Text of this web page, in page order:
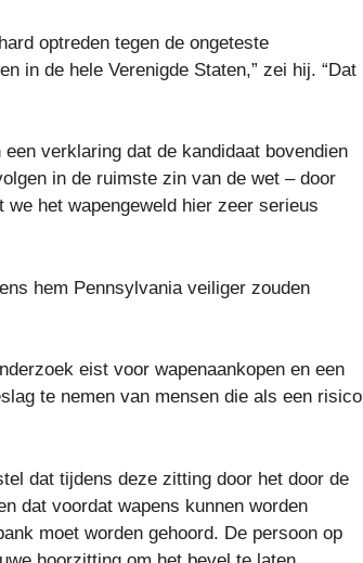
optreden tegen de ongeteste
in de hele Verenigde Staten,” zei hij. “Dat
verklaring dat de kandidaat bovendien
in de ruimste zin van de wet – door
het wapengeweld hier zeer serieus
hem Pennsylvania veiliger zouden
eist voor wapenaankopen en een
te nemen van mensen die als een risico
dat tijdens deze zitting door het door de
dat voordat wapens kunnen worden
moet worden gehoord. De persoon op